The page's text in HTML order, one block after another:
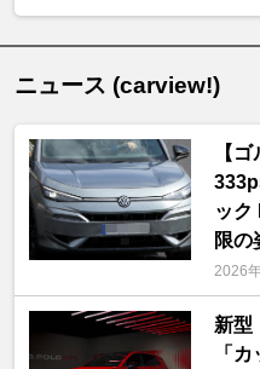
ニュース (carview!)
【
ック
限の
2026
新型
「